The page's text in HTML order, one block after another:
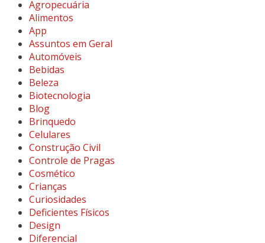
Agropecuária
Alimentos
App
Assuntos em Geral
Automóveis
Bebidas
Beleza
Biotecnologia
Blog
Brinquedo
Celulares
Construção Civil
Controle de Pragas
Cosmético
Crianças
Curiosidades
Deficientes Físicos
Design
Diferencial